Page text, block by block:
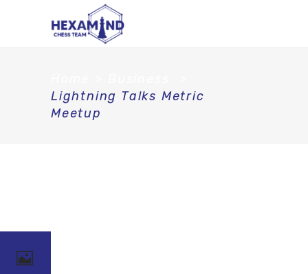
Lightning Talks Metric
Meetup